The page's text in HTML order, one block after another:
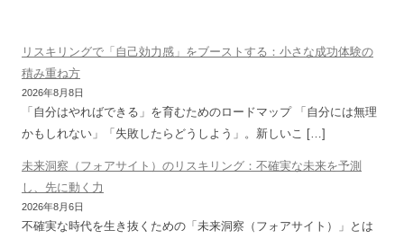
リスキリングで「自己効力感」をブーストする：小さな成功体験の
積み重ね方
2026年8月8日
「自分はやればできる」を育むためのロードマップ 「自分には無理
かもしれない」「失敗したらどうしよう」。新しいこ […]
未来洞察（フォアサイト）のリスキリング：不確実な未来を予測
し、先に動く力
2026年8月6日
不確実な時代を生き抜くための「未来洞察（フォアサイト）」とは